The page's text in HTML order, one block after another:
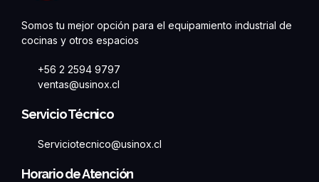
Somos tu mejor opción para el equipamiento industrial de
cocinas y otros espacios
+56 2 2594 9797
ventas@usinox.cl
Servicio Técnico
Serviciotecnico@usinox.cl
Horario de Atención